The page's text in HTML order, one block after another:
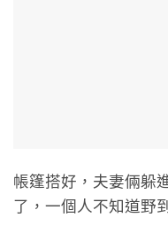
帳篷搭好，夫妻倆躲
了，一個人不知道野